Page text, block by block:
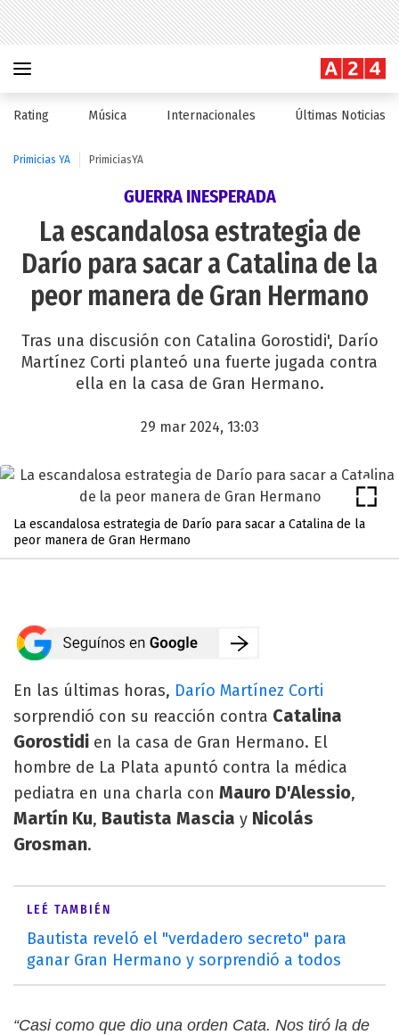
Rating Música Internacionales Últimas Noticias
Primicias YA PrimiciasYA
GUERRA INESPERADA
La escandalosa estrategia de
Darío para sacar a Catalina de la
peor manera de Gran Hermano
Tras una discusión con Catalina Gorostidi', Darío
Martínez Corti planteó una fuerte jugada contra
ella en la casa de Gran Hermano.
29 mar 2024, 13:03
La escandalosa estrategia de Darío para sacar a Catalina de la
peor manera de Gran Hermano
En las últimas horas, Darío Martínez Corti
sorprendió con su reacción contra Catalina
Gorostidi en la casa de Gran Hermano. El
hombre de La Plata apuntó contra la médica
pediatra en una charla con Mauro D'Alessio,
Martín Ku, Bautista Mascia y Nicolás
Grosman.
LEÉ TAMBIÉN
Bautista reveló el "verdadero secreto" para
ganar Gran Hermano y sorprendió a todos
“Casi como que dio una orden Cata. Nos tiró la de